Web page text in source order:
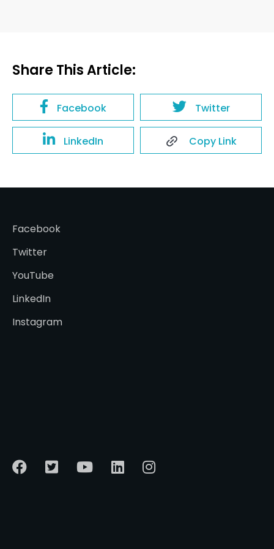
Share This Article:
Facebook Twitter
LinkedIn Copy Link
Facebook
Twitter
YouTube
LinkedIn
Instagram